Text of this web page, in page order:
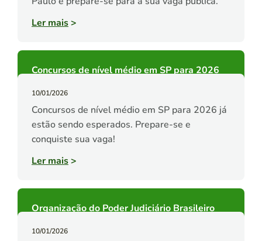
Ler mais>
Concursos de nível médio em SP para 2026
10/01/2026
Concursos de nível médio em SP para 2026 já
estão sendo esperados. Prepare-se e
conquiste sua vaga!
Ler mais>
Organização do Poder Judiciário Brasileiro
10/01/2026